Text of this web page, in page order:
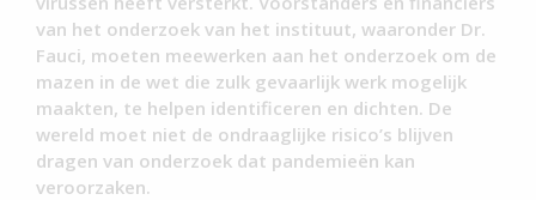
van het onderzoek van het instituut, waaronder Dr.
Fauci, moeten meewerken aan het onderzoek om de
mazen in de wet die zulk gevaarlijk werk mogelijk
maakten, te helpen identificeren en dichten. De
wereld moet niet de ondraaglijke risico’s blijven
dragen van onderzoek dat pandemieën kan
veroorzaken.